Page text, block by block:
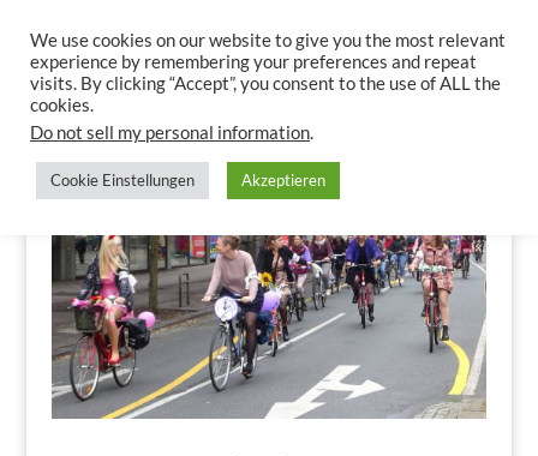
We use cookies on our website to give you the most relevant
experience by remembering your preferences and repeat
visits. By clicking “Accept”, you consent to the use of ALL the
cookies.
Do not sell my personal information.
Cookie Einstellungen Akzeptieren